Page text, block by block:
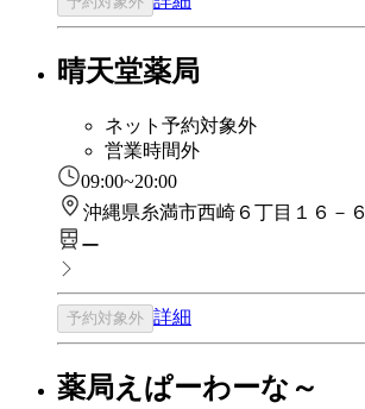
晴天堂薬局
ネット予約対象外
営業時間外
09:00~20:00
沖縄県糸満市西崎６丁目１６－６
ー
予約対象外 詳細
薬局えぱーわーな～